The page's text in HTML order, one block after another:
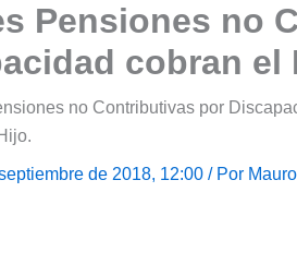
Pensiones no
cobran el
no Contributivas por
de 2018, 12:00 / Por